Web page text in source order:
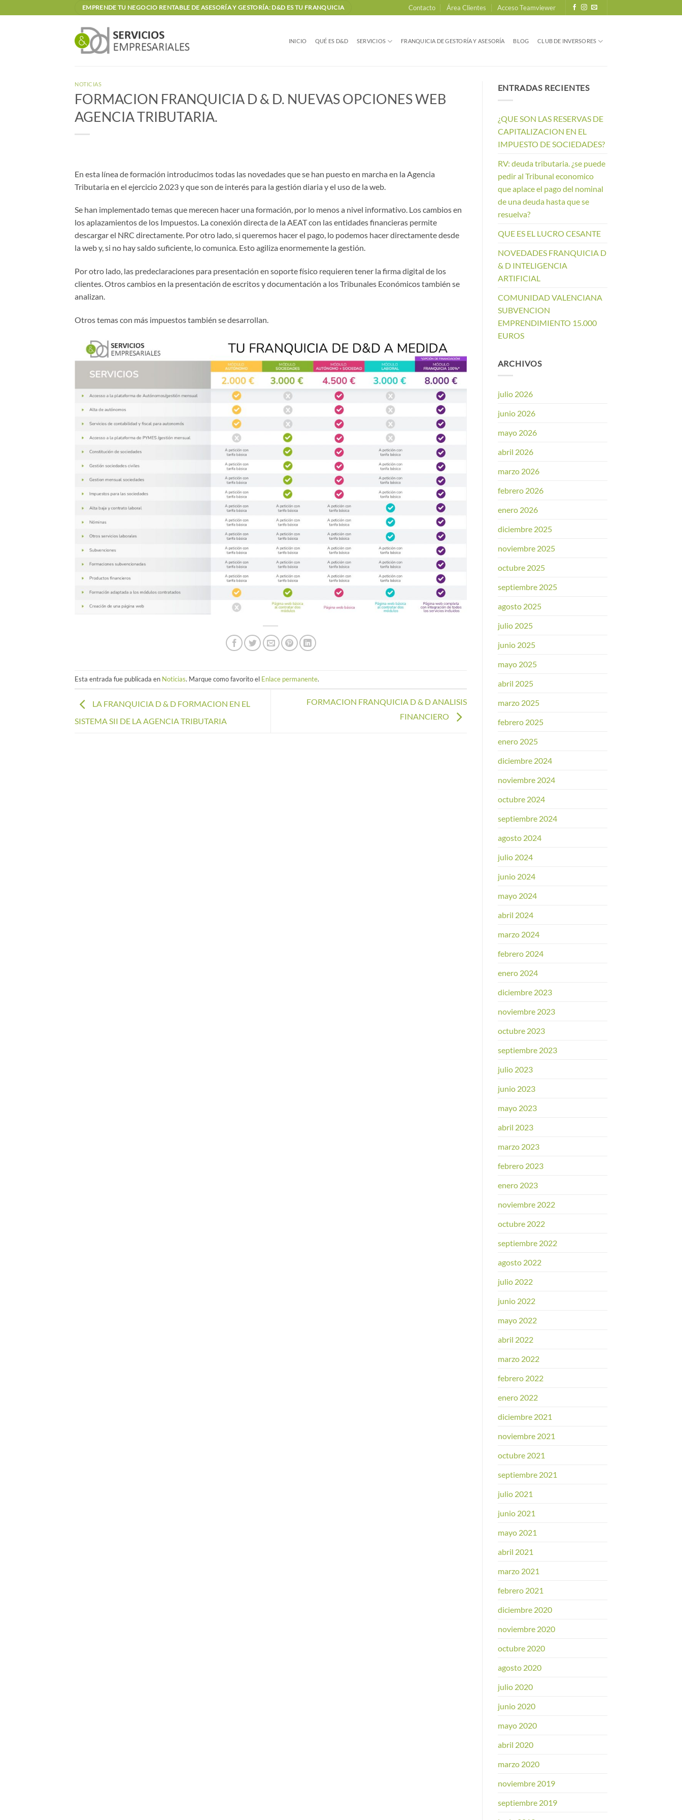
al
EMPRENDE TU NEGOCIO RENTABLE DE ASESORÍA Y GESTORÍA: D&D ES TU FRANQUICIA Contacto Área Clientes Acceso Teamviewer
INICIO QUÉ ES D&D SERVICIOS FRANQUICIA DE GESTORÍA Y ASESORÍA BLOG CLUB DE INVERSORES
NOTICIAS
FORMACION FRANQUICIA D & D. NUEVAS OPCIONES WEB
AGENCIA TRIBUTARIA.
En esta línea de formación introducimos todas las novedades que se han puesto en marcha en la Agencia
Tributaria en el ejercicio 2.023 y que son de interés para la gestión diaria y el uso de la web.
Se han implementado temas que merecen hacer una formación, por lo menos a nivel informativo. Los cambios en
los aplazamientos de los Impuestos. La conexión directa de la AEAT con las entidades financieras permite
descargar el NRC directamente. Por otro lado, si queremos hacer el pago, lo podemos hacer directamente desde
la web y, si no hay saldo suficiente, lo comunica. Esto agiliza enormemente la gestión.
Por otro lado, las predeclaraciones para presentación en soporte físico requieren tener la firma digital de los
clientes. Otros cambios en la presentación de escritos y documentación a los Tribunales Económicos también se
analizan.
Otros temas con más impuestos también se desarrollan.
Esta entrada fue publicada en Noticias. Marque como favorito el Enlace permanente.
LA FRANQUICIA D & D FORMACION EN EL
SISTEMA SII DE LA AGENCIA TRIBUTARIA
FORMACION FRANQUICIA D & D ANALISIS
FINANCIERO
ENTRADAS RECIENTES
¿QUE SON LAS RESERVAS DE
CAPITALIZACION EN EL
IMPUESTO DE SOCIEDADES?
RV: deuda tributaria. ¿se puede
pedir al Tribunal economico
que aplace el pago del nominal
de una deuda hasta que se
resuelva?
QUE ES EL LUCRO CESANTE
NOVEDADES FRANQUICIA D
& D INTELIGENCIA
ARTIFICIAL
COMUNIDAD VALENCIANA
SUBVENCION
EMPRENDIMIENTO 15.000
EUROS
ARCHIVOS
julio 2026
junio 2026
mayo 2026
abril 2026
marzo 2026
febrero 2026
enero 2026
diciembre 2025
noviembre 2025
octubre 2025
septiembre 2025
agosto 2025
julio 2025
junio 2025
mayo 2025
abril 2025
marzo 2025
febrero 2025
enero 2025
diciembre 2024
noviembre 2024
octubre 2024
septiembre 2024
agosto 2024
julio 2024
junio 2024
mayo 2024
abril 2024
marzo 2024
febrero 2024
enero 2024
diciembre 2023
noviembre 2023
octubre 2023
septiembre 2023
julio 2023
junio 2023
mayo 2023
abril 2023
marzo 2023
febrero 2023
enero 2023
noviembre 2022
octubre 2022
septiembre 2022
agosto 2022
julio 2022
junio 2022
mayo 2022
abril 2022
marzo 2022
febrero 2022
enero 2022
diciembre 2021
noviembre 2021
octubre 2021
septiembre 2021
julio 2021
junio 2021
mayo 2021
abril 2021
marzo 2021
febrero 2021
diciembre 2020
noviembre 2020
octubre 2020
agosto 2020
julio 2020
junio 2020
mayo 2020
abril 2020
marzo 2020
noviembre 2019
septiembre 2019